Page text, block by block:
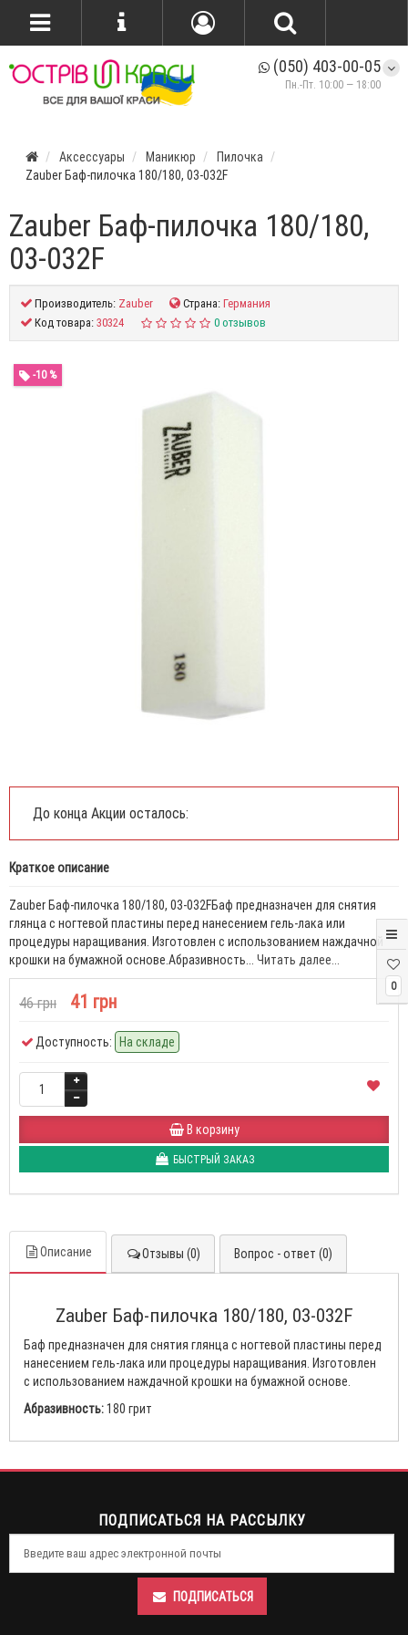
0
(050) 403-00-05
Пн.-Пт. 10:00 — 18:00
Аксессуары Маникюр
Пилочка
Zauber Баф-пилочка 180/180, 03-032F
Zauber Баф-пилочка 180/180,
03-032F
Производитель: Zauber Страна:Германия
Код товара:30324 0 отзывов
-10 %
До конца Акции осталось:
Краткое описание
Zauber Баф-пилочка 180/180, 03-032FБаф предназначен для снятия
глянца с ногтевой пластины перед нанесением гель-лака или
процедуры наращивания. Изготовлен с использованием наждачной
крошки на бумажной основе.Абразивность... Читать далее...
46 грн 41 грн
Доступность: На складе
В корзину
БЫСТРЫЙ ЗАКАЗ
Описание Отзывы (0) Вопрос - ответ (0)
Zauber Баф-пилочка 180/180, 03-032F
Баф предназначен для снятия глянца с ногтевой пластины перед
нанесением гель-лака или процедуры наращивания. Изготовлен
с использованием наждачной крошки на бумажной основе.
Абразивность:180 грит
ПОДПИСАТЬСЯ НА РАССЫЛКУ
ПОДПИСАТЬСЯ